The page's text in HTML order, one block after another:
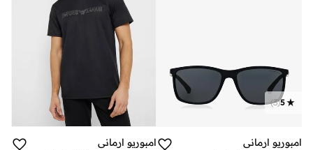
5
(
3
)
امبوريو ارماني
امبوريو ارماني